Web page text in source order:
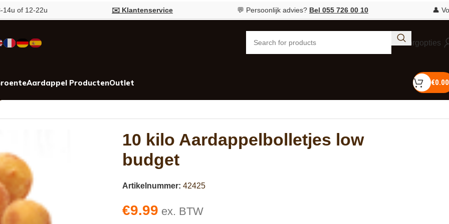
12-22u ✉️ Klantenservice 💬 Persoonlijk advies?Bel 055 726 00 10 👤 Voor
Bezorgopties
Aardappel ProductenOutlet €0.00
10 kilo Aardappelbolletjes low
budget
Artikelnummer: 42425
€9.99 ex. BTW